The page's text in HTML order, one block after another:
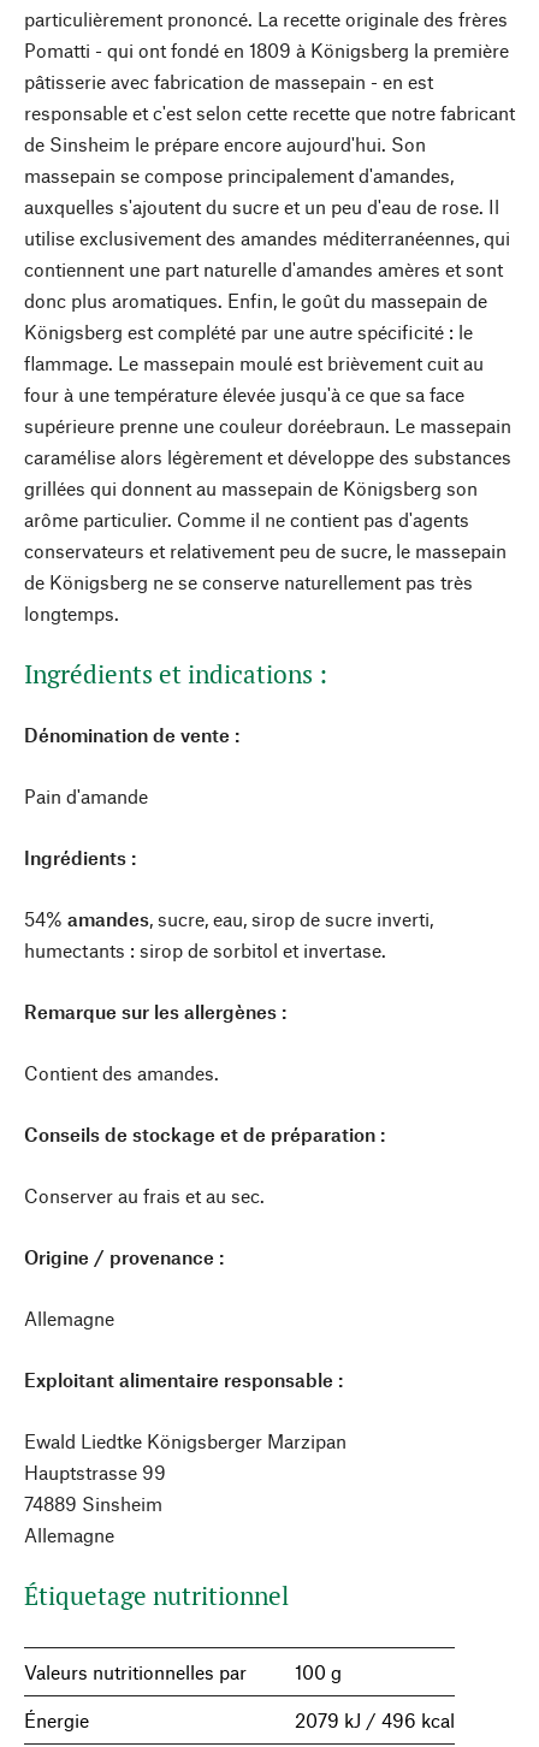
particulièrement prononcé. La recette originale des frères
Pomatti - qui ont fondé en 1809 à Königsberg la première
pâtisserie avec fabrication de massepain - en est
responsable et c'est selon cette recette que notre fabricant
de Sinsheim le prépare encore aujourd'hui. Son
massepain se compose principalement d'amandes,
auxquelles s'ajoutent du sucre et un peu d'eau de rose. Il
utilise exclusivement des amandes méditerranéennes, qui
contiennent une part naturelle d'amandes amères et sont
donc plus aromatiques. Enfin, le goût du massepain de
Königsberg est complété par une autre spécificité : le
flammage. Le massepain moulé est brièvement cuit au
four à une température élevée jusqu'à ce que sa face
supérieure prenne une couleur doréebraun. Le massepain
caramélise alors légèrement et développe des substances
grillées qui donnent au massepain de Königsberg son
arôme particulier. Comme il ne contient pas d'agents
conservateurs et relativement peu de sucre, le massepain
de Königsberg ne se conserve naturellement pas très
longtemps.
Ingrédients et indications :
Dénomination de vente :
Pain d'amande
Ingrédients :
54% amandes, sucre, eau, sirop de sucre inverti,
humectants : sirop de sorbitol et invertase.
Remarque sur les allergènes :
Contient des amandes.
Conseils de stockage et de préparation :
Conserver au frais et au sec.
Origine / provenance :
Allemagne
Exploitant alimentaire responsable :
Ewald Liedtke Königsberger Marzipan
Hauptstrasse 99
74889 Sinsheim
Allemagne
Étiquetage nutritionnel
Valeurs nutritionnelles par 100 g
Énergie 2079 kJ / 496 kcal